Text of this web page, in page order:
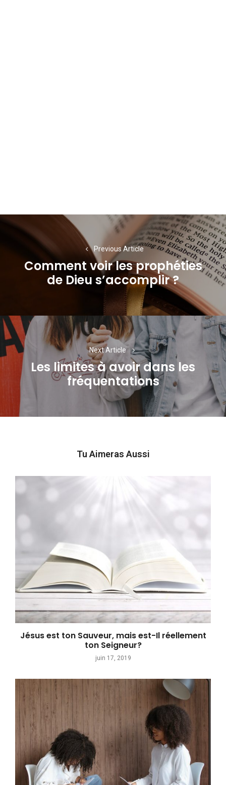
Navigation
l’article
Previous Article
Previous
post:
Comment voir les prophéties
de Dieu s’accomplir ?
Next Article
Next
post:
Les limites à avoir dans les
fréquentations
Tu Aimeras Aussi
Jésus est ton Sauveur, mais est-Il réellement
ton Seigneur?
juin 17, 2019